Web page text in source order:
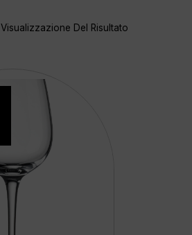
Visualizzazione Del Risultato